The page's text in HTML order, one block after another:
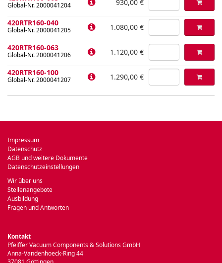
Global-Nr. 2000041204 930,00 €
420RTR160-040
Global-Nr. 2000041205 1.080,00 €
420RTR160-063
Global-Nr. 2000041206 1.120,00 €
420RTR160-100
Global-Nr. 2000041207 1.290,00 €
Impressum
Datenschutz
AGB und weitere Dokumente
Datenschutzeinstellungen
Wir über uns
Stellenangebote
Ausbildung
Fragen und Antworten
Kontakt
Pfeiffer Vacuum Components & Solutions GmbH
Anna-Vandenhoeck-Ring 44